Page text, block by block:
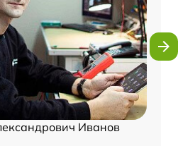
Иванов